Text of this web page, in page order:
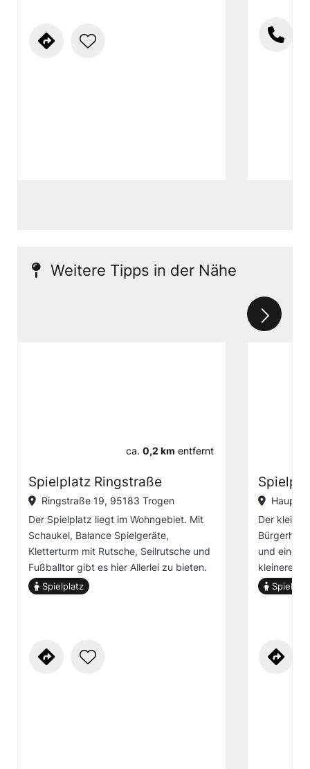
Weitere Tipps in der Nähe
ca. 0,2 km entfernt
Spielplatz Ringstraße
Ringstraße 19, 95183 Trogen
Der Spielplatz liegt im Wohngebiet. Mit
Schaukel, Balance Spielgeräte,
Kletterturm mit Rutsche, Seilrutsche und
Fußballtor gibt es hier Allerlei zu bieten.
Spielplatz
Der kleine
und einem
kleineren